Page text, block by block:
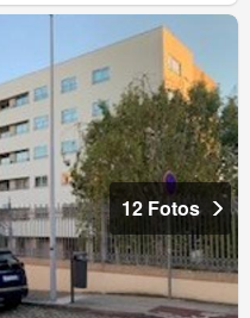
12 Fotos